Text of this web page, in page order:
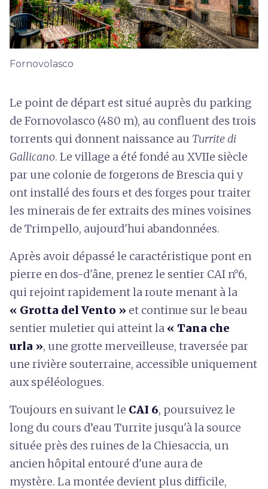
Fornovolasco
Le point de départ est situé auprès du parking
de Fornovolasco (480 m), au confluent des trois
torrents qui donnent naissance au Turrite di
Gallicano. Le village a été fondé au XVIIe siècle
par une colonie de forgerons de Brescia qui y
ont installé des fours et des forges pour traiter
les minerais de fer extraits des mines voisines
de Trimpello, aujourd'hui abandonnées.
Après avoir dépassé le caractéristique pont en
pierre en dos-d'âne, prenez le sentier CAI n°6,
qui rejoint rapidement la route menant à la
« Grotta del Vento » et continue sur le beau
sentier muletier qui atteint la « Tana che
urla », une grotte merveilleuse, traversée par
une rivière souterraine, accessible uniquement
aux spéléologues.
Toujours en suivant le CAI 6, poursuivez le
long du cours d’eau Turrite jusqu'à la source
située près des ruines de la Chiesaccia, un
ancien hôpital entouré d'une aura de
mystère. La montée devient plus difficile,